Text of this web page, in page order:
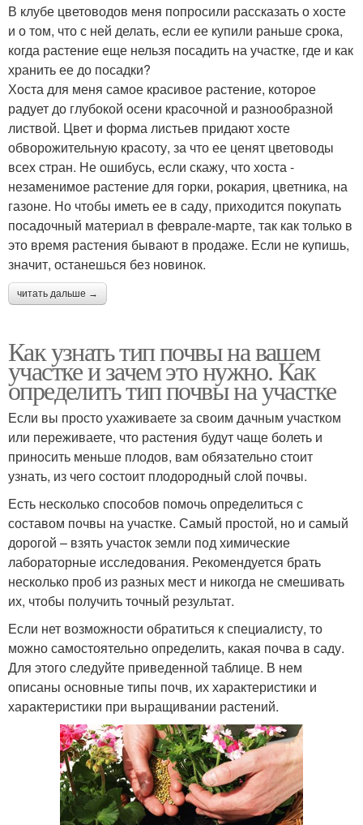
В клубе цветоводов меня попросили рассказать о хосте
и о том, что с ней делать, если ее купили раньше срока,
когда растение еще нельзя посадить на участке, где и как
хранить ее до посадки?
Хоста для меня самое красивое растение, которое
радует до глубокой осени красочной и разнообразной
листвой. Цвет и форма листьев придают хосте
обворожительную красоту, за что ее ценят цветоводы
всех стран. Не ошибусь, если скажу, что хоста -
незаменимое растение для горки, рокария, цветника, на
газоне. Но чтобы иметь ее в саду, приходится покупать
посадочный материал в феврале-марте, так как только в
это время растения бывают в продаже. Если не купишь,
значит, останешься без новинок.
читать дальше →
Как узнать тип почвы на вашем
участке и зачем это нужно. Как
определить тип почвы на участке
Если вы просто ухаживаете за своим дачным участком
или переживаете, что растения будут чаще болеть и
приносить меньше плодов, вам обязательно стоит
узнать, из чего состоит плодородный слой почвы.
Есть несколько способов помочь определиться с
составом почвы на участке. Самый простой, но и самый
дорогой – взять участок земли под химические
лабораторные исследования. Рекомендуется брать
несколько проб из разных мест и никогда не смешивать
их, чтобы получить точный результат.
Если нет возможности обратиться к специалисту, то
можно самостоятельно определить, какая почва в саду.
Для этого следуйте приведенной таблице. В нем
описаны основные типы почв, их характеристики и
характеристики при выращивании растений.